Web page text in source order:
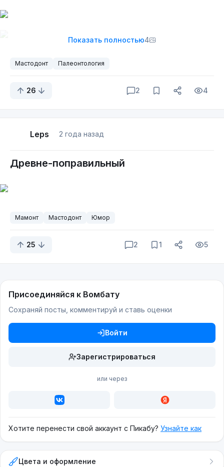
ракетница? Вот вамруководство
поразительную историюпоявления песни
"Smoke on the Water". Кто же знал, что Спичка
Показать полностью4
Мастодонт Палеонтология
26 2 4
Leps 2 года назад
Древне-поправильный
Мамонт Мастодонт Юмор
25 2 1 5
Присоединяйся к Вомбату
Сохраняй посты, комментируй и ставь оценки
Войти
Зарегистрироваться
или через
Хотите перенести свой аккаунт с Пикабу? Узнайте как
Цвета и оформление